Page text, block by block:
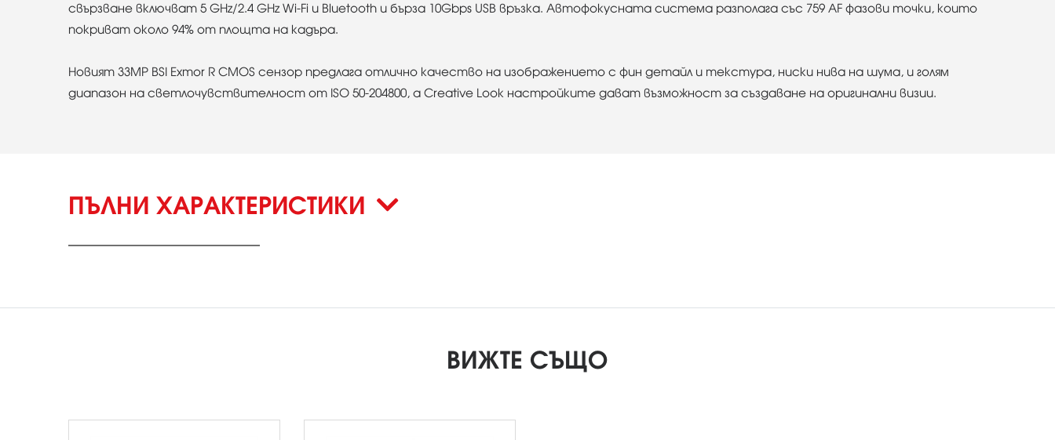
свързване включват 5 GHz/2.4 GHz Wi-Fi и Bluetooth и бърза 10Gbps USB връзка. Автофокусната система разполага със 759 AF фазови точки, които
покриват около 94% от площта на кадъра.
Новият 33MP BSI Exmor R CMOS сензор предлага отлично качество на изображението с фин детайл и текстура, ниски нива на шума, и голям
диапазон на светлочувствителност от ISO 50-204800, а Creative Look настройките дават възможност за създаване на оригинални визии.
ПЪЛНИ ХАРАКТЕРИСТИКИ
ВИЖТЕ СЪЩО